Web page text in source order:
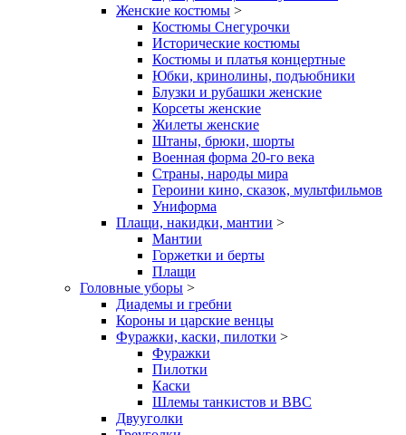
Женские костюмы >
Костюмы Снегурочки
Исторические костюмы
Костюмы и платья концертные
Юбки, кринолины, подъюбники
Блузки и рубашки женские
Корсеты женские
Жилеты женские
Штаны, брюки, шорты
Военная форма 20-го века
Страны, народы мира
Героини кино, сказок, мультфильмов
Униформа
Плащи, накидки, мантии >
Мантии
Горжетки и берты
Плащи
Головные уборы >
Диадемы и гребни
Короны и царские венцы
Фуражки, каски, пилотки >
Фуражки
Пилотки
Каски
Шлемы танкистов и ВВС
Двууголки